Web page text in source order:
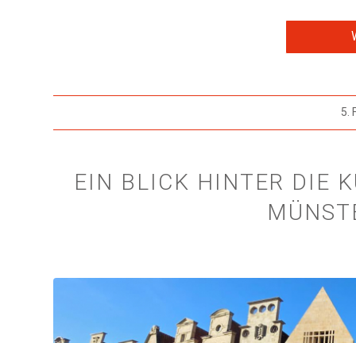
5.
EIN BLICK HINTER DIE